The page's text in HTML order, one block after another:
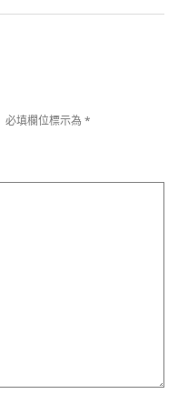
必填欄位標示為 *